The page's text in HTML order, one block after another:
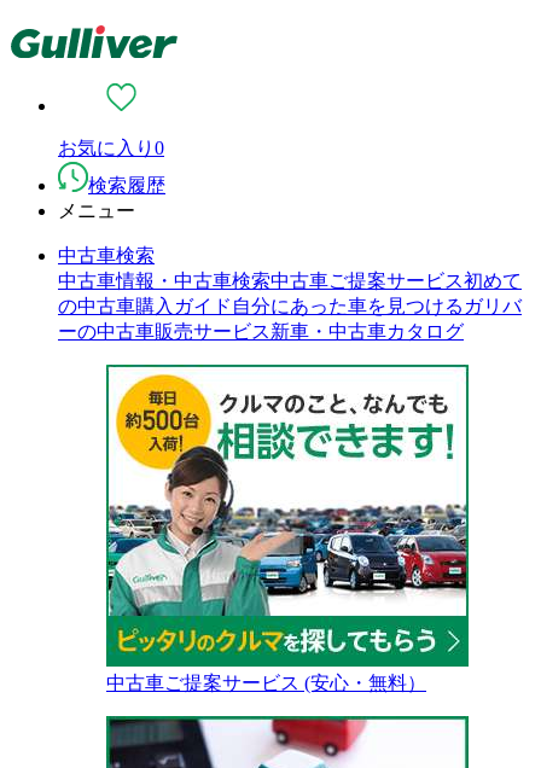
お気に入り 0
検索履歴
メニュー
中古車検索
中古車情報・中古車検索中古車ご提案サービス初めて
の中古車購入ガイド 自分にあった車を見つける ガリバ
ーの中古車販売サービス新車・中古車カタログ
中古車ご提案サービス (安心・無料）